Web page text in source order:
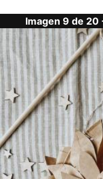
Imagen 9 de 20